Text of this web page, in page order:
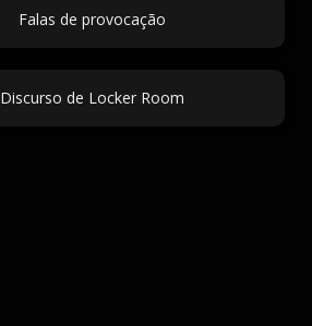
Falas de provocação
Discurso de Locker Room